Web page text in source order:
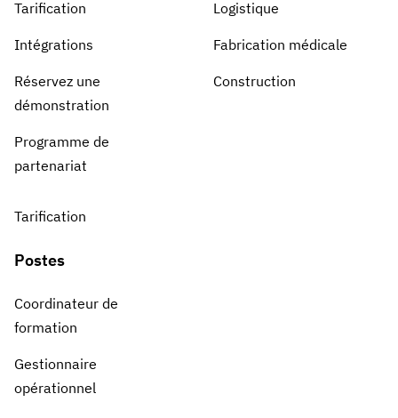
Tarification
Intégrations
Réservez une
démonstration
Programme de
partenariat
Tarification
Postes
Coordinateur de
formation
Gestionnaire
opérationnel
Logistique
Fabrication médicale
Construction